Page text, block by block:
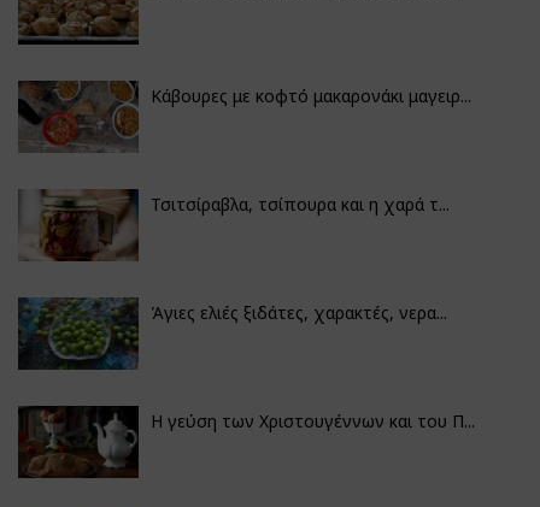
Κάβουρες με κοφτό μακαρονάκι μαγειρ...
Τσιτσίραβλα, τσίπουρα και η χαρά τ...
Άγιες ελιές ξιδάτες, χαρακτές, νερα...
Η γεύση των Χριστουγέννων και του Π...